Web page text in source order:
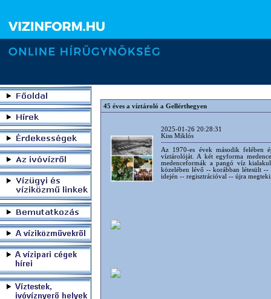
45 éves a víztároló a Gellérthegyen
2025-01-26 20:28:31
Kiss Miklós
Az 1970-es évek második felében
víztárolóját. A két egyforma
medenceformák a pangó víz
közelében lévő -- korábban létesült
idején -- regisztrációval -- újra